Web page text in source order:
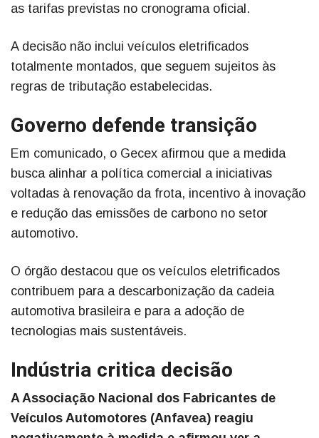
as tarifas previstas no cronograma oficial.
A decisão não inclui veículos eletrificados
totalmente montados, que seguem sujeitos às
regras de tributação estabelecidas.
Governo defende transição
Em comunicado, o Gecex afirmou que a medida
busca alinhar a política comercial a iniciativas
voltadas à renovação da frota, incentivo à inovação
e redução das emissões de carbono no setor
automotivo.
O órgão destacou que os veículos eletrificados
contribuem para a descarbonização da cadeia
automotiva brasileira e para a adoção de
tecnologias mais sustentáveis.
Indústria critica decisão
A Associação Nacional dos Fabricantes de
Veículos Automotores (Anfavea) reagiu